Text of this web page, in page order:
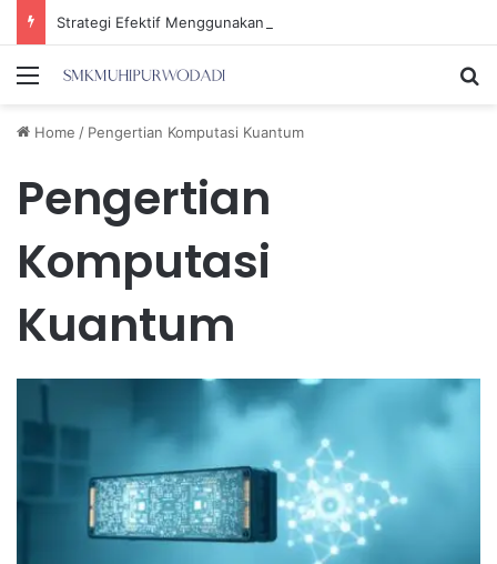
Menu
Home / Pengertian Komputasi Kuantum
Pengertian
Komputasi
Kuantum